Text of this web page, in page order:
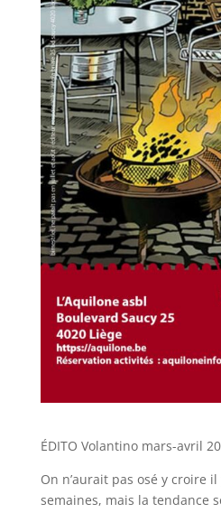
ÉDITO Volantino mars-avril
On n’aurait pas osé y croire
semaines, mais la tendance